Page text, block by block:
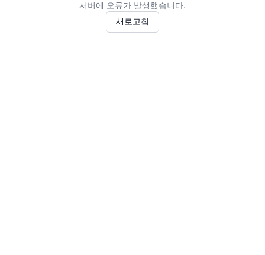
서버에 오류가 발생했습니다.
새로고침